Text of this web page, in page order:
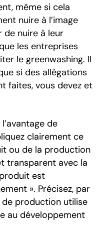
même si cela
nuire à l’image
de nuire à leur
les entreprises
le greenwashing. Il
si des allégations
faites, vous devez et
de
clairement ce
ou de la production
transparent avec la
est
». Précisez, par
de production utilise
au développement